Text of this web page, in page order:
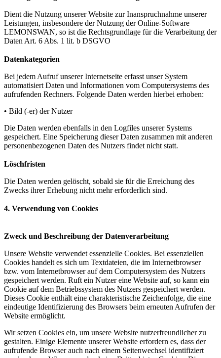
Dient die Nutzung unserer Website zur Inanspruchnahme unserer
Leistungen, insbesondere der Nutzung der Online-Software
LEMONSWAN, so ist die Rechtsgrundlage für die Verarbeitung der
Daten Art. 6 Abs. 1 lit. b DSGVO
Datenkategorien
Bei jedem Aufruf unserer Internetseite erfasst unser System
automatisiert Daten und Informationen vom Computersystems des
aufrufenden Rechners. Folgende Daten werden hierbei erhoben:
• Bild (-er) der Nutzer
Die Daten werden ebenfalls in den Logfiles unserer Systems
gespeichert. Eine Speicherung dieser Daten zusammen mit anderen
personenbezogenen Daten des Nutzers findet nicht statt.
Löschfristen
Die Daten werden gelöscht, sobald sie für die Erreichung des
Zwecks ihrer Erhebung nicht mehr erforderlich sind.
4. Verwendung von Cookies
Zweck und Beschreibung der Datenverarbeitung
Unsere Website verwendet essenzielle Cookies. Bei essenziellen
Cookies handelt es sich um Textdateien, die im Internetbrowser
bzw. vom Internetbrowser auf dem Computersystem des Nutzers
gespeichert werden. Ruft ein Nutzer eine Website auf, so kann ein
Cookie auf dem Betriebssystem des Nutzers gespeichert werden.
Dieses Cookie enthält eine charakteristische Zeichenfolge, die eine
eindeutige Identifizierung des Browsers beim erneuten Aufrufen der
Website ermöglicht.
Wir setzen Cookies ein, um unsere Website nutzerfreundlicher zu
gestalten. Einige Elemente unserer Website erfordern es, dass der
aufrufende Browser auch nach einem Seitenwechsel identifiziert